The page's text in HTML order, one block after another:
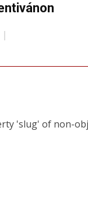
'slug' of non-